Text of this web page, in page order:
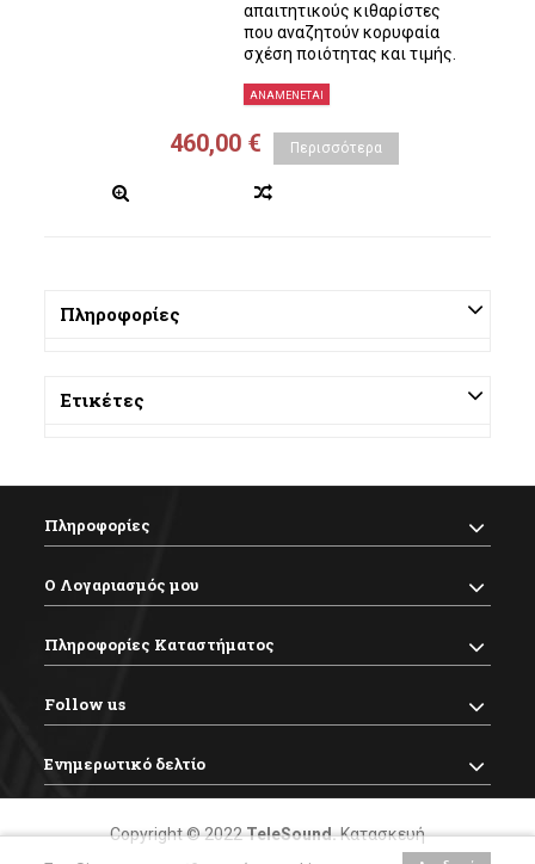
απαιτητικούς κιθαρίστες
που αναζητούν κορυφαία
σχέση ποιότητας και τιμής.
ΑΝΑΜΈΝΕΤΑΙ
460,00 € Περισσότερα
Πληροφορίες
Ετικέτες
Πληροφορίες
Ο Λογαριασμός μου
Πληροφορίες Καταστήματος
Follow us
Ενημερωτικό δελτίο
Copyright © 2022TeleSound.Κατασκευή